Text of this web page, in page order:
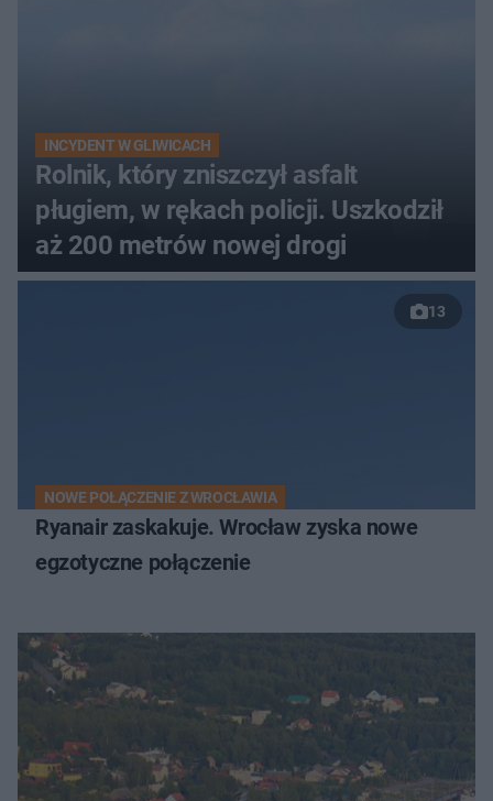
INCYDENT W GLIWICACH
Rolnik, który zniszczył asfalt
pługiem, w rękach policji. Uszkodził
aż 200 metrów nowej drogi
13
NOWE POŁĄCZENIE Z WROCŁAWIA
Ryanair zaskakuje. Wrocław zyska nowe
egzotyczne połączenie